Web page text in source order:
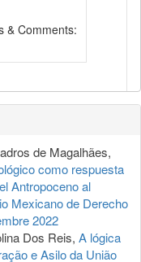
& Comments:
de Magalhães,
como respuesta
Antropoceno al
Mexicano de Derecho
2022
Dos Reis, A lógica
e Asilo da União